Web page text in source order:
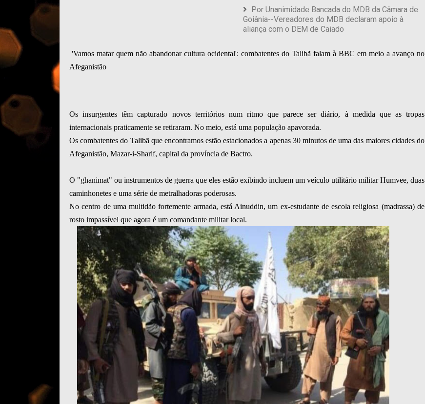
Por Unanimidade Bancada do MDB da Câmara de
Goiânia--Vereadores do MDB declaram apoio à
aliança com o DEM de Caiado
'Vamos matar quem não abandonar cultura ocidental': combatentes do Talibã falam à BBC em meio a avanço no
Afeganistão
Os insurgentes têm capturado novos territórios num ritmo que parece ser diário, à medida que as tropas
internacionais praticamente se retiraram. No meio, está uma população apavorada.
Os combatentes do Talibã que encontramos estão estacionados a apenas 30 minutos de uma das maiores cidades do
Afeganistão, Mazar-i-Sharif, capital da província de Bactro.
O "ghanimat" ou instrumentos de guerra que eles estão exibindo incluem um veículo utilitário militar Humvee, duas
caminhonetes e uma série de metralhadoras poderosas.
No centro de uma multidão fortemente armada, está Ainuddin, um ex-estudante de escola religiosa (madrassa) de
rosto impassível que agora é um comandante militar local.